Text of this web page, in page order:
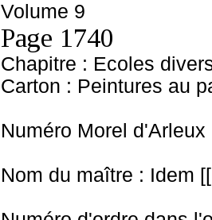
Volume 9
Page 1740
Chapitre : Ecoles
Carton : Peintures au
Numéro Morel d'Arleux
Nom du maître : Idem